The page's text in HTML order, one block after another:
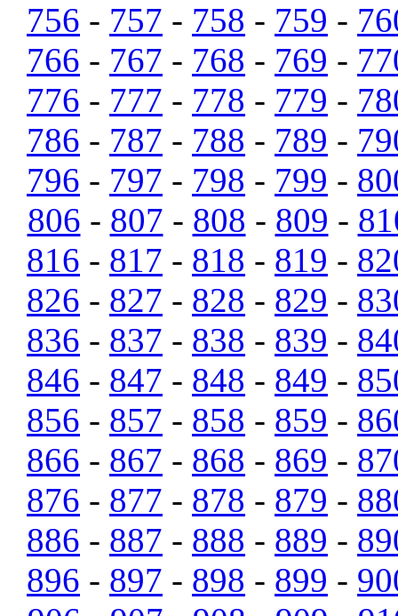
756 - 757 - 758 - 759 -
766 - 767 - 768 - 769 -
776 - 777 - 778 - 779 -
786 - 787 - 788 - 789 -
796 - 797 - 798 - 799 -
806 - 807 - 808 - 809 -
816 - 817 - 818 - 819 -
826 - 827 - 828 - 829 -
836 - 837 - 838 - 839 -
846 - 847 - 848 - 849 -
856 - 857 - 858 - 859 -
866 - 867 - 868 - 869 -
876 - 877 - 878 - 879 -
886 - 887 - 888 - 889 -
896 - 897 - 898 - 899 -